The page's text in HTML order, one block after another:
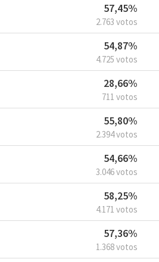
57,45%
2.763 votos
54,87%
4.725 votos
28,66%
711 votos
55,80%
2.394 votos
54,66%
3.046 votos
58,25%
4.171 votos
57,36%
1.368 votos